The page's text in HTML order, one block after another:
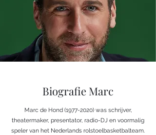
Biografie Marc
Marc de Hond (1977-2020)was schrijver,
theatermaker, presentator, radio-DJ en voormalig
speler van het Nederlands rolstoelbasketbalteam.